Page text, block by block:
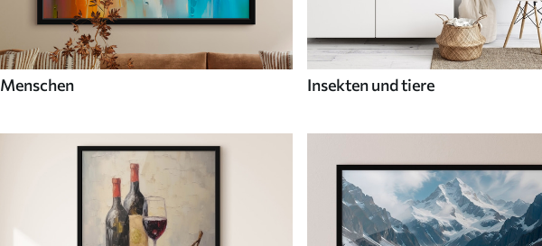
Menschen Insekten und tiere